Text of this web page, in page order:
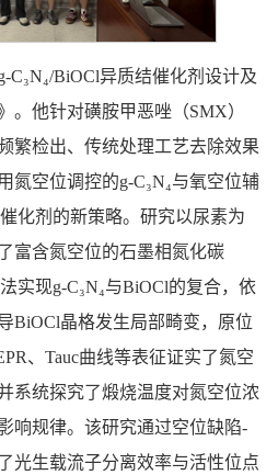
C₃N₄/BiOCl异质结催化剂设计及
。他针对磺胺甲恶唑（SMX）
繁检出、传统处理工艺去除效果
氮空位调控的g-C₃N₄与氧空位辅
化剂的新策略。研究以尿素为
富含氮空位的石墨相氮化碳
实现g-C₃N₄与BiOCl的复合，依
BiOCl晶格发生局部畸变，原位
、Tauc曲线等表征证实了氮空
系统探究了煅烧温度对氮空位浓
响规律。该研究通过空位缺陷-
光生载流子分离效率与活性位点